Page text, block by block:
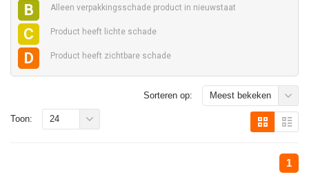
B Alleen verpakkingsschade product in nieuwstaat
C Product heeft lichte schade
D Product heeft zichtbare schade
Sorteren op: Meest bekeken
1
Toon: 24